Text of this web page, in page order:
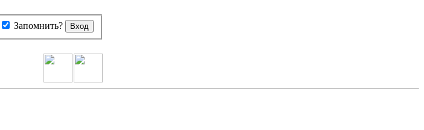
Запомнить?